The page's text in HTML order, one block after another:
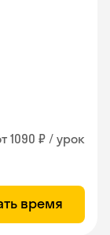
1090 ₽ / урок
время